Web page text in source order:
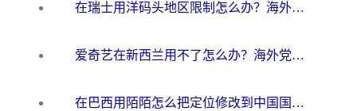
在瑞士用洋码头地区限制怎么办？海外华人必看的回国加速全攻略
爱奇艺在新西兰用不了怎么办？海外党亲测有效的回国加速方案
在巴西用陌陌怎么把定位修改到中国国内？海外党必看的回国加速全攻略